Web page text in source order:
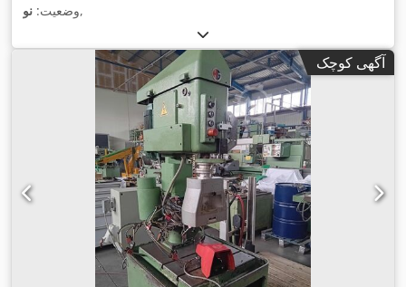
وضعیت: نو ,
آگهی کوچک